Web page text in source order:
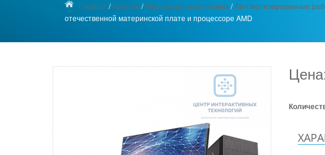
Главная /Каталог/Российская электроника /Автоматизированные
отечественной материнской плате и процессоре AMD